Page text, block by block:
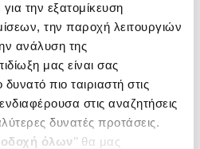
την εξατομίκευση
την παροχή λειτουργιών
ανάλυση της
μας είναι σας
πιο ταιριαστή στις
στις αναζητήσεις
δυνατές προτάσεις.
όλων’’ θα μας